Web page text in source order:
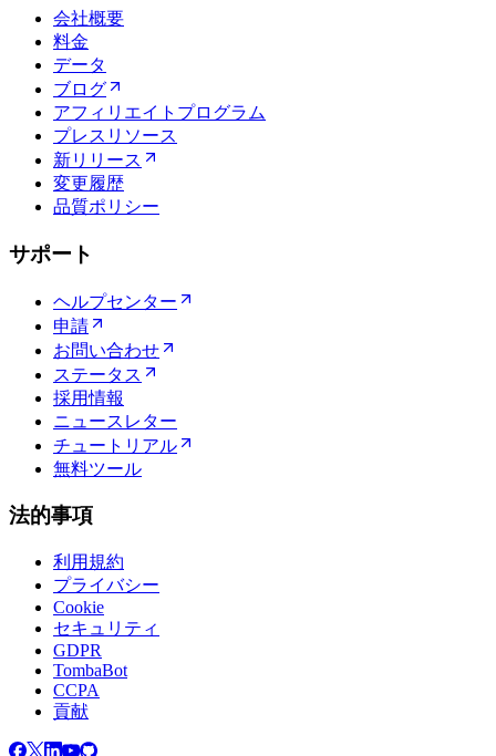
会社概要
料金
データ
ブログ
アフィリエイトプログラム
プレスリソース
新リリース
変更履歴
品質ポリシー
サポート
ヘルプセンター
申請
お問い合わせ
ステータス
採用情報
ニュースレター
チュートリアル
無料ツール
法的事項
利用規約
プライバシー
Cookie
セキュリティ
GDPR
TombaBot
CCPA
貢献